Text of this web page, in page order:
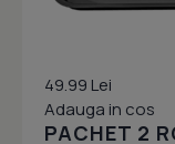
49.99 Lei
Adauga in cos
PACHET 2